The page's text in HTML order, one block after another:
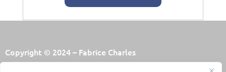
Copyright © 2024 – Fabrice Charles